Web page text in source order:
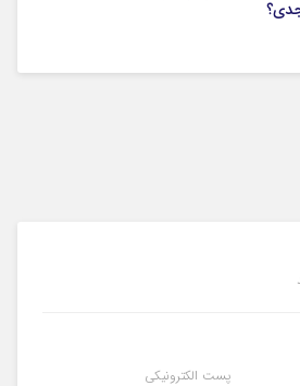
پست الکترونیکی